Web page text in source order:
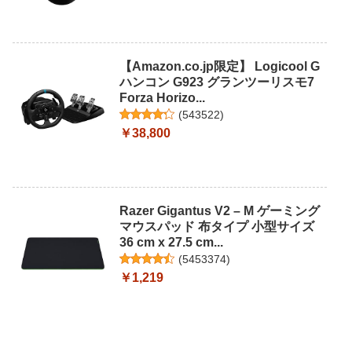
【Amazon.co.jp限定】 Logicool G
ハンコン G923 グランツーリスモ7
Forza Horizo...
(543522)
￥38,800
Razer Gigantus V2 – M ゲーミング
マウスパッド 布タイプ 小型サイズ
36 cm x 27.5 cm...
(5453374)
￥1,219